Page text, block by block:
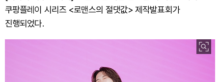
쿠팡플레이 시리즈 <로맨스의 절댓값> 제작발표회가
진행되었다.